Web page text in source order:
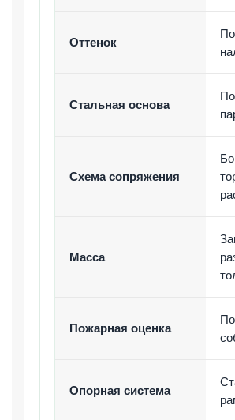
Оттенок
Стальная основа
По
Схема сопряжения
Масса
Пожарная оценка
Опорная система